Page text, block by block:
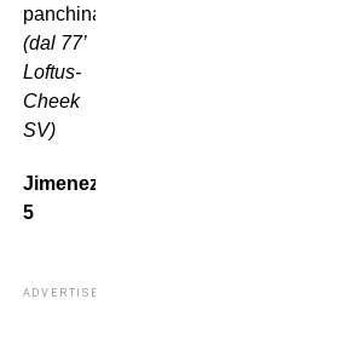
panchina.
(dal 77’
Loftus-
Cheek
SV)
Jimenez
5
ADVERTISEMENT